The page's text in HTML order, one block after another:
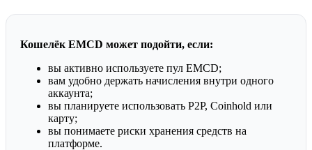
Кошелёк EMCD может подойти, если:
вы активно используете пул EMCD;
вам удобно держать начисления внутри одного
аккаунта;
вы планируете использовать P2P, Coinhold или
карту;
вы понимаете риски хранения средств на
платформе.